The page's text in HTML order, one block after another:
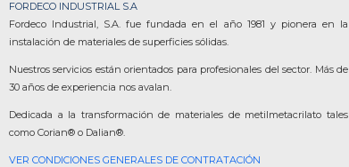
FORDECO INDUSTRIAL S.A
Fordeco Industrial, S.A. fue fundada en el año 1981 y pionera en la
instalación de materiales de superficies sólidas.
Nuestros servicios están orientados para profesionales del sector. Más de
30 años de experiencia nos avalan.
Dedicada a la transformación de materiales de metilmetacrilato tales
como Corian® o Dalian®.
VER CONDICIONES GENERALES DE CONTRATACIÓN